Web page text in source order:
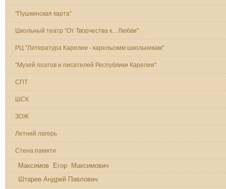
"Пушкинская карта"
Школьный театр "От Творчества к... Любви"
РЦ "Литература Карелии - карельским школьникам"
"Музей поэтов и писателей Республики Карелия"
СПТ
ШСК
ЗОЖ
Летний лагерь
Стена памяти
Максимов Егор Максимович
Штарев Андрей Павлович